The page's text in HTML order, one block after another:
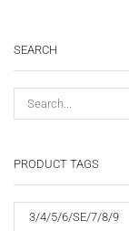
SEARCH
PRODUCT TAGS
3/4/5/6/SE/7/8/9